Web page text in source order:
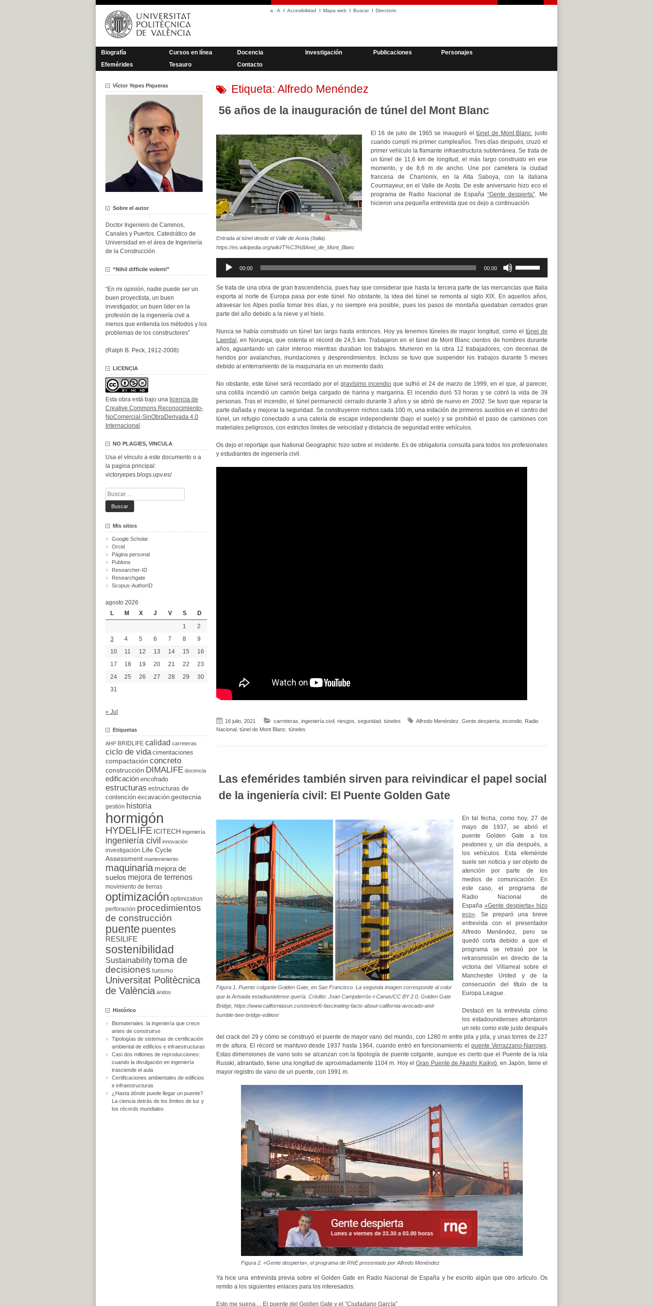
Saltar
contenido
a ·A Accesibilidad Mapa web Buscar Directorio
Biografía Cursos en línea Docencia Investigación Publicaciones
Personajes
Efemérides
Tesauro Contacto
Etiqueta: Alfredo Menéndez
56 años de la inauguración de túnel del Mont Blanc
Entrada al túnel desde el Valle de Aosta (Italia).
https://es.wikipedia.org/wiki/T%C3%BAnel_de_Mont_Blanc
El 16 de julio de 1965 se inauguró eltúnel de Mont Blanc, justo
cuando cumplí mi primer cumpleaños. Tres días después, cruzó el
primer vehículo la flamante infraestructura subterránea. Se trata de
un túnel de 11,6 km de longitud, el más largo construido en ese
momento, y de 8,6 m de ancho. Une por carretera la ciudad
francesa de Chamonix, en la Alta Saboya, con la italiana
Courmayeur, en el Valle de Aosta. De este aniversario hizo eco el
programa de Radio Nacional de España“Gente despierta”. Me
hicieron una pequeña entrevista que os dejo a continuación.
00:00 00:00
las
teclas
de
flecha
arriba/abajo
o
disminuir
el
volumen.
Se trata de una obra de gran trascendencia, pues hay que considerar que hasta la tercera parte de las mercancías que Italia
exporta al norte de Europa pasa por este túnel. No obstante, la idea del túnel se remonta al siglo XIX. En aquellos años,
atravesar los Alpes podía tomar tres días, y no siempre era posible, pues los pasos de montaña quedaban cerrados gran
parte del año debido a la nieve y el hielo.
Nunca se había construido un túnel tan largo hasta entonces. Hoy ya tenemos túneles de mayor longitud, como eltúnel de
Laerdal , en Noruega, que ostenta el récord de 24,5 km. Trabajaron en el túnel de Mont Blanc cientos de hombres durante
años, aguantando un calor intenso mientras duraban los trabajos. Murieron en la obra 12 trabajadores, con decenas de
heridos por avalanchas, inundaciones y desprendimientos. Incluso se tuvo que suspender los trabajos durante 5 meses
debido al enterramiento de la maquinaria en un momento dado.
No obstante, este túnel será recordado por el gravísimo incendioque sufrió el 24 de marzo de 1999, en el que, al parecer,
una colilla incendió un camión belga cargado de harina y margarina. El incendio duró 53 horas y se cobró la vida de 39
personas. Tras el incendio, el túnel permaneció cerrado durante 3 años y se abrió de nuevo en 2002. Se tuvo que reparar la
parte dañada y mejorar la seguridad. Se construyeron nichos cada 100 m, una estación de primeros auxilios en el centro del
túnel, un refugio conectado a una calería de escape independiente (bajo el suelo) y se prohibió el paso de camiones con
materiales peligrosos, con estrictos límites de velocidad y distancia de seguridad entre vehículos.
Os dejo el reportaje que National Geographic hizo sobre el incidente. Es de obligatoria consulta para todos los profesionales
y estudiantes de ingeniería civil.
16 julio, 2021 carreteras ingeniería civil riesgos seguridad túneles Alfredo Menéndez Gente despierta, incendio,
Radio
Nacional
túnel de Mont Blanc túneles
Las efemérides también sirven para reivindicar el papel social
de la ingeniería civil: El Puente Golden Gate
Figura 1. Puente colgante Golden Gate, en San Francisco. La segunda imagen corresponde al color
que la Armada estadounidense quería. Crédito: Joan Campderrós-i-Canas/CC BY 2.0; Golden Gate
Bridge, https://www.californiasun.co/stories/6-fascinating-facts-about-california-avocado-and-
bumble-bee-bridge-edition/
En tal fecha, como hoy, 27 de
mayo de 1937, se abrió el
puente Golden Gate a los
peatones y, un día después, a
los vehículos. Esta efeméride
suele ser noticia y ser objeto de
atención por parte de los
medios de comunicación.
En
este caso, el programa de
Radio Nacional de
España «Gente despierta» hizo
eco».Se preparó una breve
entrevista con el presentador
Alfredo Menéndez, pero se
quedó corta debido a que el
programa se retrasó por la
retransmisión en directo de la
victoria del Villarreal sobre el
Manchester United y de la
consecución del título de la
Europa League.
Destacó en la entrevista cómo
los estadounidenses afrontaron
un reto como este justo después
del crack del 29 y cómo se construyó el puente de mayor vano del mundo, con 1280 m entre pila y pila, y unas torres de 227
m de altura. El récord se mantuvo desde 1937 hasta 1964, cuando entró en funcionamiento elpuente Verrazzano-Narrows.
Estas dimensiones de vano solo se alcanzan con la tipología de puente colgante, aunque es cierto que el Puente de la isla
Russki, atirantado, tiene una longitud de aproximadamente 1104 m. Hoy elGran Puente de Akashi Kaikyō, en Japón, tiene el
mayor registro de vano de un puente, con 1991 m.
Figura 2. «Gente despierta», el programa de RNE presentado por Alfredo Menéndez
Ya hice una entrevista previa sobre el Golden Gate en Radio Nacional de España y he escrito algún que otro artículo. Os
remito a los siguientes enlaces para los interesados:
Esto me suena… El puente del Golden Gate y el “Ciudadano García”
Víctor Yepes Piqueras
Sobre el autor
Doctor Ingeniero de Caminos,
Canales y Puertos. Catedrático de
Universidad en el área de Ingeniería
de la Construcción
“Nihil difficile volenti”
“En mi opinión, nadie puede ser un
buen proyectista, un buen
investigador, un buen líder en la
profesión de la ingeniería civil a
menos que entienda los métodos y los
problemas de los constructores”
(Ralph B. Peck, 1912-2008)
LICENCIA
Esta obra está bajo una licencia de
Creative Commons Reconocimiento-
NoComercial-SinObraDerivada 4.0
Internacional .
NO PLAGIES, VINCULA
Usa el vínculo a este documento o a
la pagina principal:
victoryepes.blogs.upv.es/
Buscar:
Mis sitios
Google Scholar
Orcid
Página personal
Publons
Researcher-ID
Researchgate
Scopus-AuthorID
agosto 2026
L
M X J V S
D
1
2
3
4 5 6 7 8
9
10
11 12 13 14 15
16
17
18 19 20 21 22
23
24
25 26 27 28 29
30
31
« Jul
Etiquetas
AHP BRIDLIFE calidad carreteras
ciclo de vida cimentaciones
compactación concreto
construcción DIMALIFE docencia
edificación encofrado
estructuras estructuras de
contención excavación geotecnia
gestión historia
hormigón
HYDELIFE ICITECH ingeniería
ingeniería civil innovación
investigación
Life Cycle
Assessment mantenimiento
maquinaria mejora de
suelos mejora de terrenos
movimiento de tierras
optimización optimization
perforación procedimientos
de construcción
puente puentes
RESILIFE
sostenibilidad
Sustainabilitytoma de
decisiones turismo
Universitat Politècnica
de València áridos
Histórico
Biomateriales: la ingeniería que crece
antes de construirse
Tipologías de sistemas de certificación
ambiental de edificios e infraestructuras
Casi dos millones de reproducciones:
cuando la divulgación en ingeniería
trasciende el aula
Certificaciones ambientales de edificios
e infraestructuras
¿Hasta dónde puede llegar un puente?
La ciencia detrás de los límites de luz y
los récords mundiales